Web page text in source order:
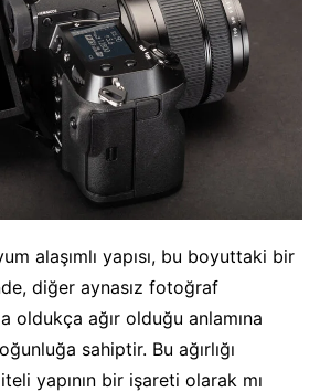
alaşımlı yapısı, bu boyuttaki bir
diğer aynasız fotoğraf
oldukça ağır olduğu anlamına
sahiptir. Bu ağırlığı
yapının bir işareti olarak mı